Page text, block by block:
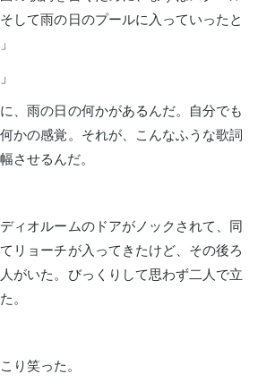
して雨の日のプールに入っていったと
、雨の日の何かがあるんだ。自分でも
かの感覚。それが、こんなふうな歌詞
させるんだ。
ィオルームのドアがノックされて、同
リョーチが入ってきたけど、その後ろ
がいた。びっくりして思わず二人で立
。
り笑った。